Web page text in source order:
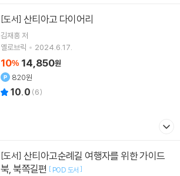
[도서] 산티아고 다이어리
김재흥저
옐로브릭
2024.6.17.
10% 14,850원
820원
10.0 (6)
[도서]
북, 북쪽길편 [ POD 도서 ]